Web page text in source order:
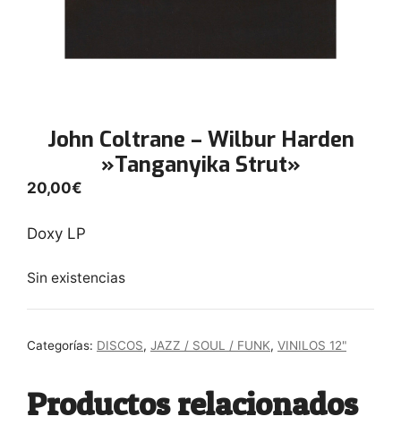
John Coltrane – Wilbur Harden
‎»Tanganyika Strut»
20,00€
Doxy LP
Sin existencias
Categorías: DISCOS, JAZZ / SOUL / FUNK, VINILOS 12"
Productos relacionados